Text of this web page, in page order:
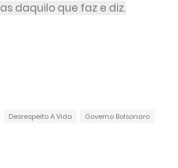
daquilo que faz e diz.
Desrespeito A Vida
Governo Bolsonaro